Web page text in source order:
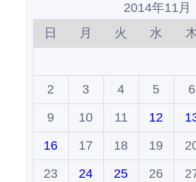
2014年11月
日
月 火 水
2
3 4 5 6
9
10 11 12
16
17 18 19
23
24 25 26